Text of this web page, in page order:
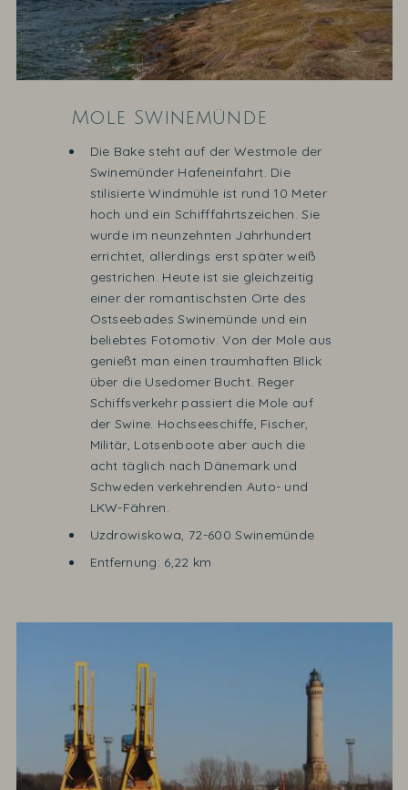
Mole Swinemünde
Die Bake steht auf der Westmole der
Swinemünder Hafeneinfahrt. Die
stilisierte Windmühle ist rund 10 Meter
hoch und ein Schifffahrtszeichen. Sie
wurde im neunzehnten Jahrhundert
errichtet, allerdings erst später weiß
gestrichen. Heute ist sie gleichzeitig
einer der romantischsten Orte des
Ostseebades Swinemünde und ein
beliebtes Fotomotiv. Von der Mole aus
genießt man einen traumhaften Blick
über die Usedomer Bucht. Reger
Schiffsverkehr passiert die Mole auf
der Swine. Hochseeschiffe, Fischer,
Militär, Lotsenboote aber auch die
acht täglich nach Dänemark und
Schweden verkehrenden Auto- und
LKW-Fähren.
Uzdrowiskowa, 72-600 Swinemünde
Entfernung: 6,22 km